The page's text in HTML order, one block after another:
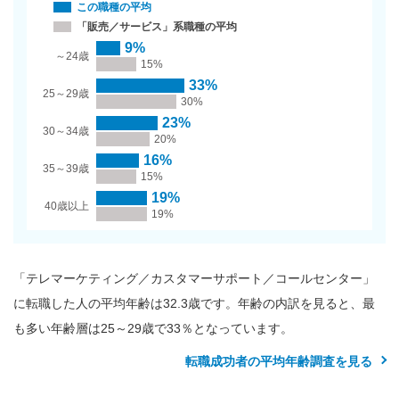
この職種の平均
「販売／サービス」系職種の平均
～24歳
9%
15%
25～29歳
33%
30%
30～34歳
23%
20%
35～39歳
16%
15%
40歳以上
19%
19%
「テレマーケティング／カスタマーサポート／コールセンター」
に転職した人の平均年齢は32.3歳です。年齢の内訳を見ると、最
も多い年齢層は25～29歳で33％となっています。
転職成功者の平均年齢調査を見る